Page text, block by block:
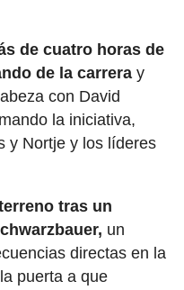
de cuatro horas de
de la carreray
con David
la iniciativa,
y Nortje y los líderes
tras un
un
directas en la
puerta a que